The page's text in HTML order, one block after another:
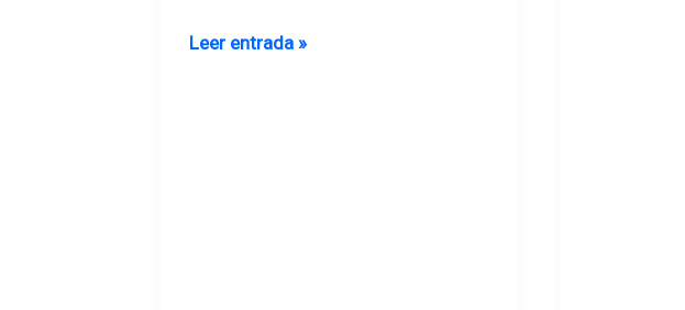
señaletica
Leer entrada »